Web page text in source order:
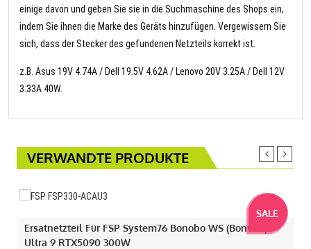
einige davon und geben Sie sie in die Suchmaschine des Shops ein,
indem Sie ihnen die Marke des Geräts hinzufügen. Vergewissern Sie
sich, dass der Stecker des gefundenen Netzteils korrekt ist.
z.B. Asus 19V 4.74A / Dell 19.5V 4.62A / Lenovo 20V 3.25A / Dell 12V
3.33A 40W.
VERWANDTE PRODUKTE
SALE
Ersatnetzteil Für FSP System76 Bonobo WS (bonw16)
Ultra 9 RTX5090 300W